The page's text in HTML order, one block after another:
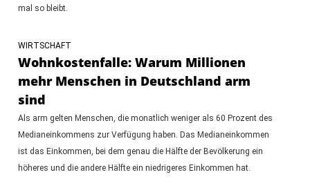
mal so bleibt.
WIRTSCHAFT
Wohnkostenfalle: Warum Millionen
mehr Menschen in Deutschland arm
sind
Als arm gelten Menschen, die monatlich weniger als 60 Prozent des
Medianeinkommens zur Verfügung haben. Das Medianeinkommen
ist das Einkommen, bei dem genau die Hälfte der Bevölkerung ein
höheres und die andere Hälfte ein niedrigeres Einkommen hat.